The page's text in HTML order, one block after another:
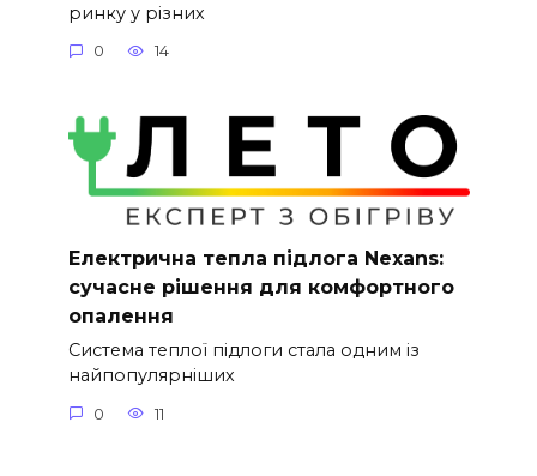
ринку у різних
0 14
Електрична тепла підлога Nexans:
сучасне рішення для комфортного
опалення
Система теплої підлоги стала одним із
найпопулярніших
0 11